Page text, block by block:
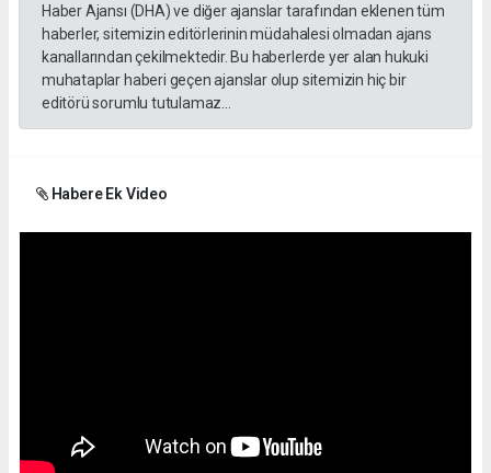
Haber Ajansı (DHA) ve diğer ajanslar tarafından eklenen tüm
haberler, sitemizin editörlerinin müdahalesi olmadan ajans
kanallarından çekilmektedir. Bu haberlerde yer alan hukuki
muhataplar haberi geçen ajanslar olup sitemizin hiç bir
editörü sorumlu tutulamaz...
Habere Ek Video